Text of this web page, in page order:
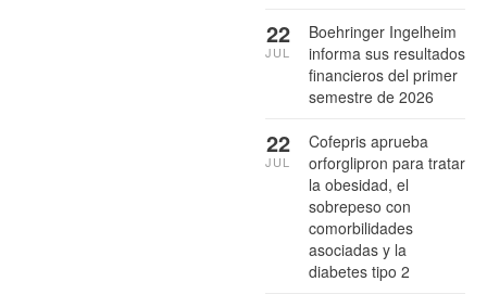
Boehringer Ingelheim
informa sus resultados
financieros del primer
semestre de 2026
22
JUL
Cofepris aprueba
orforglipron para tratar
la obesidad, el
sobrepeso con
comorbilidades
asociadas y la
diabetes tipo 2
22
JUL